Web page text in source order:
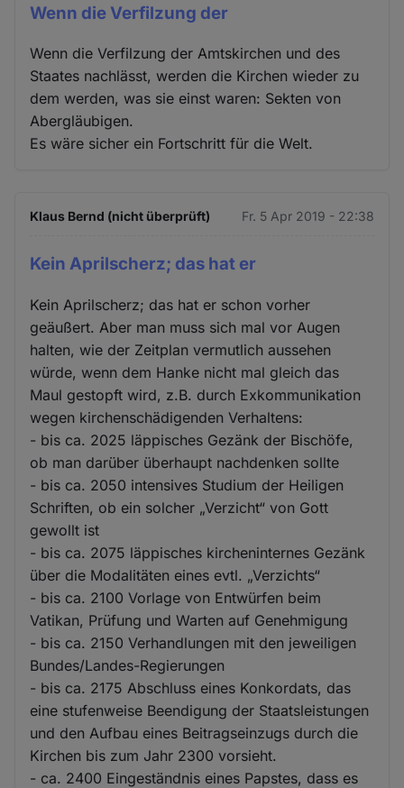
Wenn die Verfilzung der
Wenn die Verfilzung der Amtskirchen und des
Staates nachlässt, werden die Kirchen wieder zu
dem werden, was sie einst waren: Sekten von
Abergläubigen.
Es wäre sicher ein Fortschritt für die Welt.
Klaus Bernd (nicht überprüft) Fr. 5 Apr 2019 - 22:38
Kein Aprilscherz; das hat er
Kein Aprilscherz; das hat er schon vorher
geäußert. Aber man muss sich mal vor Augen
halten, wie der Zeitplan vermutlich aussehen
würde, wenn dem Hanke nicht mal gleich das
Maul gestopft wird, z.B. durch Exkommunikation
wegen kirchenschädigenden Verhaltens:
- bis ca. 2025 läppisches Gezänk der Bischöfe,
ob man darüber überhaupt nachdenken sollte
- bis ca. 2050 intensives Studium der Heiligen
Schriften, ob ein solcher „Verzicht“ von Gott
gewollt ist
- bis ca. 2075 läppisches kircheninternes Gezänk
über die Modalitäten eines evtl. „Verzichts“
- bis ca. 2100 Vorlage von Entwürfen beim
Vatikan, Prüfung und Warten auf Genehmigung
- bis ca. 2150 Verhandlungen mit den jeweiligen
Bundes/Landes-Regierungen
- bis ca. 2175 Abschluss eines Konkordats, das
eine stufenweise Beendigung der Staatsleistungen
und den Aufbau eines Beitragseinzugs durch die
Kirchen bis zum Jahr 2300 vorsieht.
- ca. 2400 Eingeständnis eines Papstes, dass es